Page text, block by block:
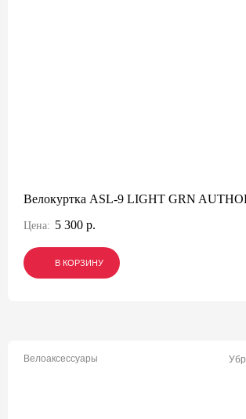
Велокуртка ASL-9 LIGHT GRN
Цена: 5 300 р.
В КОРЗИНУ
В КОРЗИНУ
В КОРЗИНУ
Велоаксессуары